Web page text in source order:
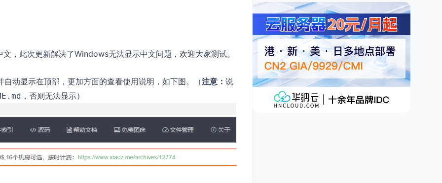
，此次更新解决了Windows无法显示中文问题，欢迎大家测试。
自动显示在顶部，更加方面的查看使用说明，如下图。（注意： 说
，否则无法显示）